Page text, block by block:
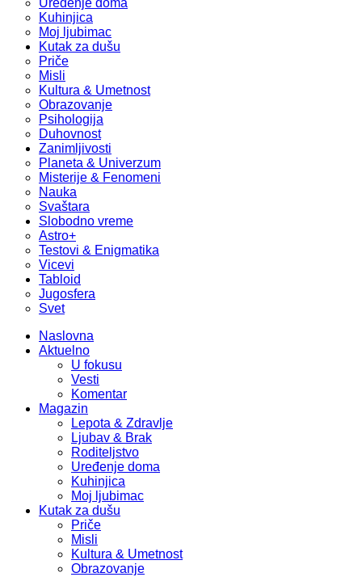
Uređenje doma
Kuhinjica
Moj ljubimac
Kutak za dušu
Priče
Misli
Kultura & Umetnost
Obrazovanje
Psihologija
Duhovnost
Zanimljivosti
Planeta & Univerzum
Misterije & Fenomeni
Nauka
Svaštara
Slobodno vreme
Astro+
Testovi & Enigmatika
Vicevi
Tabloid
Jugosfera
Svet
Naslovna
Aktuelno
U fokusu
Vesti
Komentar
Magazin
Lepota & Zdravlje
Ljubav & Brak
Roditeljstvo
Uređenje doma
Kuhinjica
Moj ljubimac
Kutak za dušu
Priče
Misli
Kultura & Umetnost
Obrazovanje